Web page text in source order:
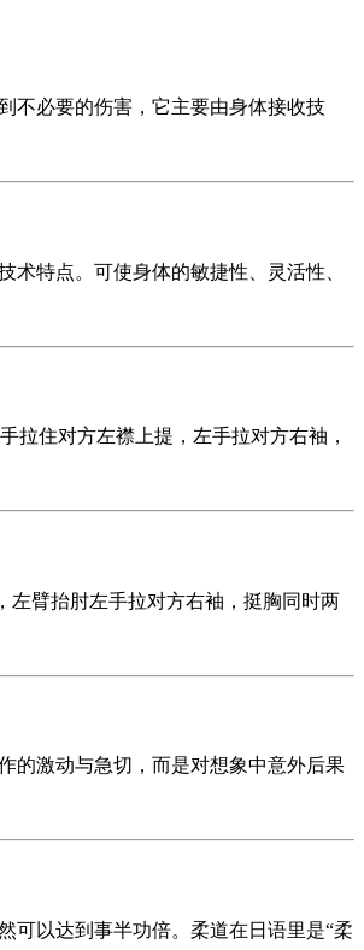
不必要的伤害，它主要由身体接收技
特点。可使身体的敏捷性、灵活性、
拉住对方左襟上提，左手拉对方右袖，
左臂抬肘左手拉对方右袖，挺胸同时两
的激动与急切，而是对想象中意外后果
可以达到事半功倍。柔道在日语里是“柔